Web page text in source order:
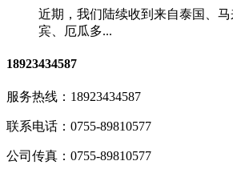
近期，我们陆续收到来自泰国、
宾、厄瓜多...
18923434587
服务热线： 18923434587
联系电话： 0755-89810577
公司传真： 0755-89810577